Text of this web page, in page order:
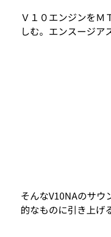
Ｖ１０エンジンをＭ
しむ。エンスージア
そんなV10NAのサウ
的なものに引き上げ